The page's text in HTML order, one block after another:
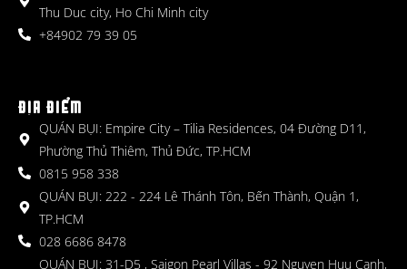
Thu Duc city, Ho Chi Minh city
+84902 79 39 05
ĐỊA ĐIỂM
QUÁN BỤI: Empire City – Tilia Residences, 04 Đường D11,
Phường Thủ Thiêm, Thủ Đức, TP.HCM
0815 958 338
QUÁN BỤI: 222 - 224 Lê Thánh Tôn, Bến Thành, Quận 1,
TP.HCM
028 6686 8478
QUÁN BỤI: 31-D5 , Saigon Pearl Villas - 92 Nguyen Huu Canh,